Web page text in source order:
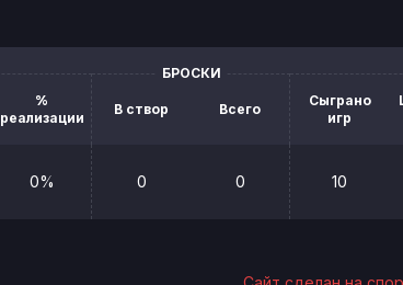
%
реализации
БРОСКИ
В створ Всего
Сыграно
игр
0% 0 0 10